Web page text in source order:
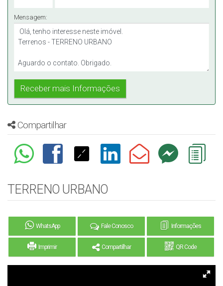
Mensagem:
Compartilhar
TERRENO URBANO
WhatsApp Fale Conosco Informações
Imprimir Compartilhar QR Code